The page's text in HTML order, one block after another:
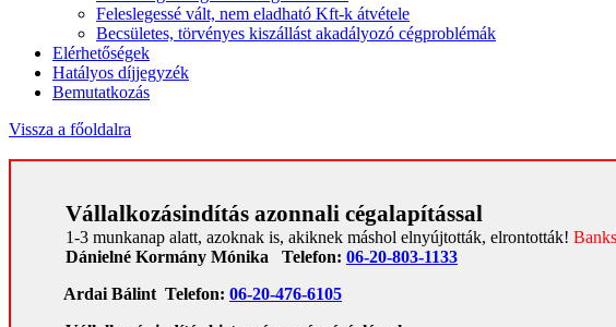
Feleslegessé vált, nem eladható Kft-k átvétele
Becsületes, törvényes kiszállást akadályozó cégproblémák
Elérhetőségek
Hatályos díjjegyzék
Bemutatkozás
Vissza a főoldalra
Vállalkozásindítás azonnali cégalapítással
1-3 munkanap alatt, azoknak is, akiknek máshol elnyújtották, elrontották!
Dánielné Kormány Mónika Telefon: 06-20-803-1133
Ardai Bálint Telefon: 06-20-476-6105